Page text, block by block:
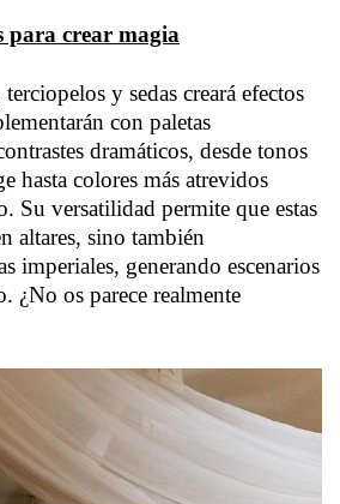
para crear magia
y sedas creará efectos
con paletas
dramáticos, desde tonos
hasta colores más atrevidos
Su versatilidad permite que estas
altares, sino también
imperiales, generando escenarios
¿No os parece realmente